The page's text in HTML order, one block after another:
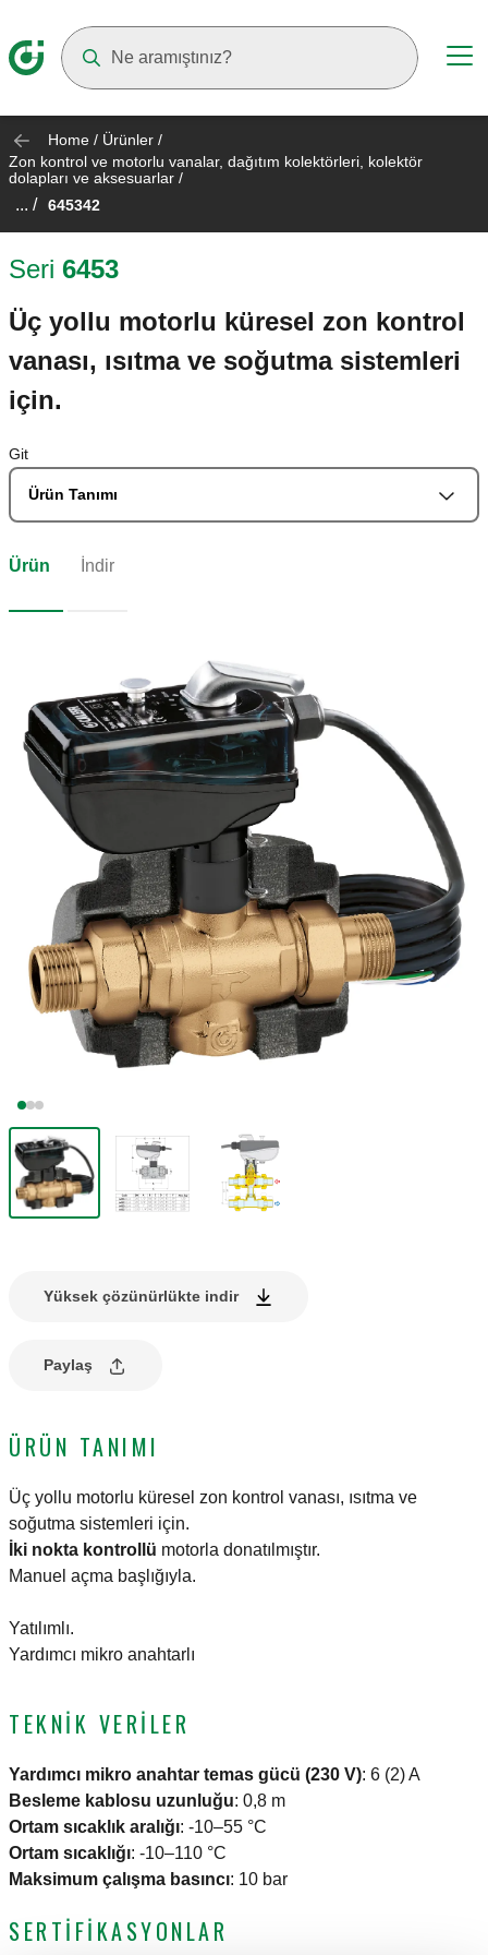
Home / Ürünler /
Zon kontrol ve motorlu vanalar, dağıtım kolektörleri, kolektör
dolapları ve aksesuarlar /
... / 645342
Seri 6453
Üç yollu motorlu küresel zon kontrol
vanası, ısıtma ve soğutma sistemleri
için.
Git
Ürün Tanımı
Ürün İndir
Yüksek çözünürlükte indir
Paylaş
ÜRÜN TANIMI
Üç yollu motorlu küresel zon kontrol vanası, ısıtma ve
soğutma sistemleri için.
İki nokta kontrollü motorla donatılmıştır.
Manuel açma başlığıyla.
Yatılımlı.
Yardımcı mikro anahtarlı
TEKNIK VERILER
Yardımcı mikro anahtar temas gücü (230 V): 6 (2) A
Besleme kablosu uzunluğu: 0,8 m
Ortam sıcaklık aralığı: -10–55 °C
Ortam sıcaklığı: -10–110 °C
Maksimum çalışma basıncı: 10 bar
SERTIFIKASYONLAR